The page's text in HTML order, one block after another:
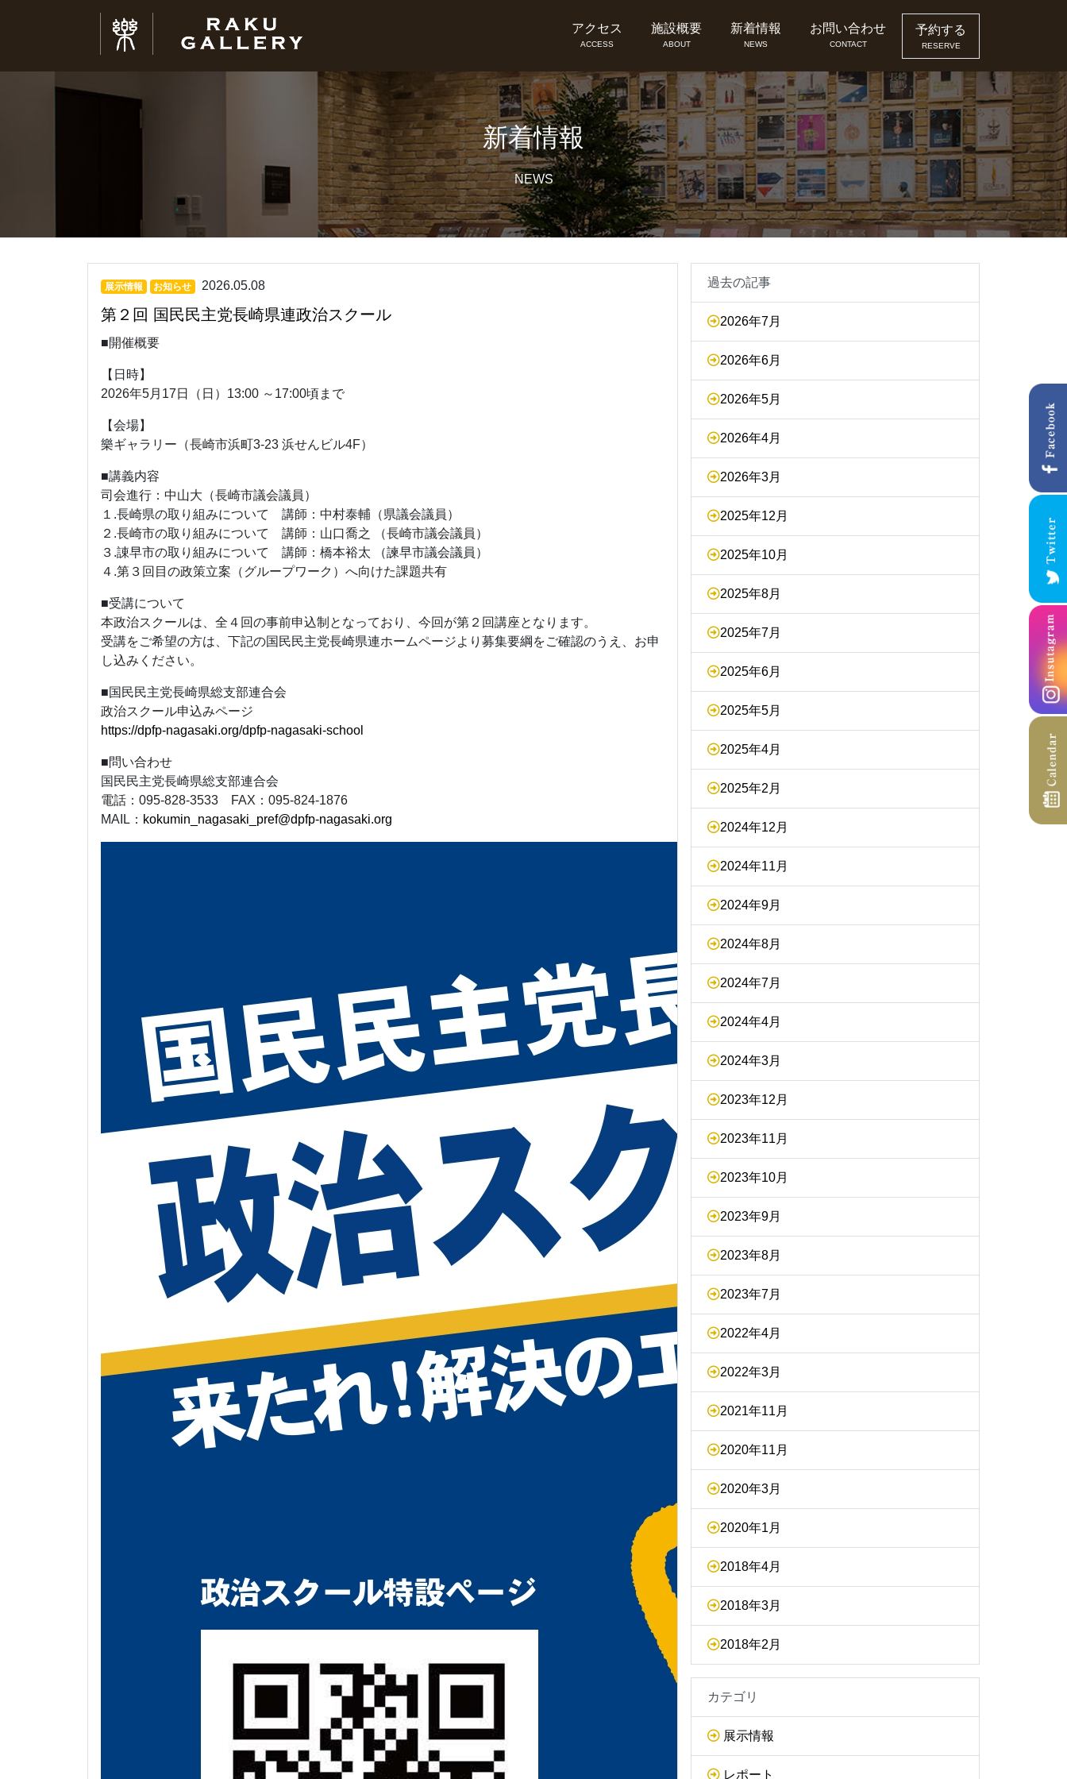
アクセス
ACCESS
施設概要
ABOUT
新着情報
NEWS
お問い合わせ
CONTACT
予約する
RESERVE
新着情報
NEWS
展示情報 お知らせ 2026.05.08
第２回 国民民主党長崎県連政治スクール
■開催概要
【日時】
2026年5月17日（日）13:00 ～17:00頃まで
【会場】
樂ギャラリー（長崎市浜町3-23 浜せんビル4F）
■講義内容
司会進行：中山大（長崎市議会議員）
１.長崎県の取り組みについて 講師：中村泰輔（県議会議員）
２.長崎市の取り組みについて 講師：山口喬之 （長崎市議会議員）
３.諌早市の取り組みについて 講師：橋本裕太 （諫早市議会議員）
４.第３回目の政策立案（グループワーク）へ向けた課題共有
■受講について
本政治スクールは、全４回の事前申込制となっており、今回が第２回講座となります。
受講をご希望の方は、下記の国民民主党長崎県連ホームページより募集要綱をご確認のうえ、お申
し込みください。
■国民民主党長崎県総支部連合会
政治スクール申込みページ
https://dpfp-nagasaki.org/dpfp-nagasaki-school
■問い合わせ
国民民主党長崎県総支部連合会
電話：095-828-3533 FAX：095-824-1876
MAIL： kokumin_nagasaki_pref@dpfp-nagasaki.org
過去の記事
2026年7月
2026年6月
2026年5月
2026年4月
2026年3月
2025年12月
2025年10月
2025年8月
2025年7月
2025年6月
2025年5月
2025年4月
2025年2月
2024年12月
2024年11月
2024年9月
2024年8月
2024年7月
2024年4月
2024年3月
2023年12月
2023年11月
2023年10月
2023年9月
2023年8月
2023年7月
2022年4月
2022年3月
2021年11月
2020年11月
2020年3月
2020年1月
2018年4月
2018年3月
2018年2月
カテゴリ
展示情報
レポート